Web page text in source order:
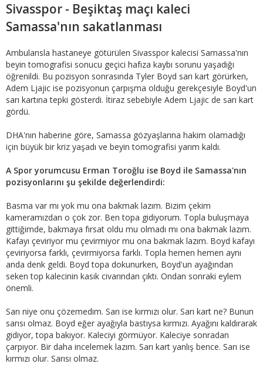
Sivasspor - Beşiktaş maçı kaleci
Samassa'nın sakatlanması
Ambulansla hastaneye götürülen Sivasspor kalecisi Samassa'nın
beyin tomografisi sonucu geçici hafıza kaybı sorunu yaşadığı
öğrenildi. Bu pozisyon sonrasında Tyler Boyd sarı kart görürken,
Adem Ljajic ise pozisyonun çarpışma olduğu gerekçesiyle Boyd'un
sarı kartına tepki gösterdi. İtiraz sebebiyle Adem Ljajic de sarı kart
gördü.
DHA'nın haberine göre, Samassa gözyaşlarına hakim olamadığı
için büyük bir kriz yaşadı ve beyin tomografisi yarım kaldı.
A Spor yorumcusu Erman Toroğlu ise Boyd ile Samassa'nın
pozisyonlarını şu şekilde değerlendirdi:
Basma var mı yok mu ona bakmak lazım. Bizim çekim
kameramızdan o çok zor. Ben topa gidiyorum. Topla buluşmaya
gittiğimde, bakmaya fırsat oldu mu olmadı mı ona bakmak lazım.
Kafayı çeviriyor mu çevirmiyor mu ona bakmak lazım. Boyd kafayı
çeviriyorsa farklı, çevirmiyorsa farklı. Topla hemen hemen aynı
anda denk geldi. Boyd topa dokunurken, Boyd'un ayağından
seken top kalecinin kasık civarından çıktı. Ondan sonraki eylem
önemli.
Sarı niye onu çözemedim. Sarı ise kırmızı olur. Sarı kart ne? Bunun
sarısı olmaz. Boyd eğer ayağıyla bastıysa kırmızı. Ayağını kaldırarak
gidiyor, topa bakıyor. Kaleciyi görmüyor. Kaleciye sonradan
çarpıyor. Bir daha incelemek lazım. Sarı kart yanlış bence. Sarı ise
kırmızı olur. Sarısı olmaz.